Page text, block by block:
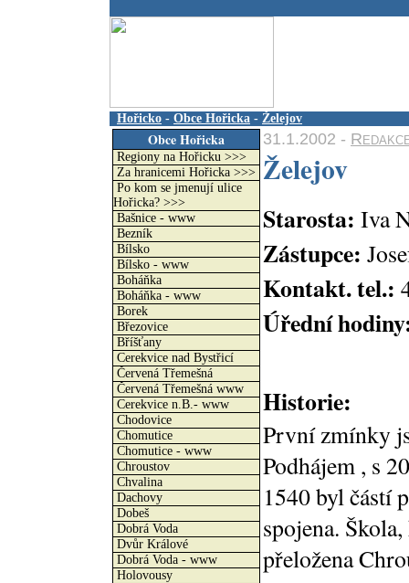
Hořicko - Obce Hořicka - Želejov
Obce Hořicka
Regiony na Hořicku >>>
Za hranicemi Hořicka >>>
Po kom se jmenují ulice
Hořicka? >>>
Bašnice - www
Bezník
Bílsko
Bílsko - www
Boháňka
Boháňka - www
Borek
Březovice
Bříšťany
Cerekvice nad Bystřicí
Červená Třemešná
Červená Třemešná www
Cerekvice n.B.- www
Chodovice
Chomutice
Chomutice - www
Chroustov
Chvalina
Dachovy
Dobeš
Dobrá Voda
Dvůr Králové
Dobrá Voda - www
Holovousy
31.1.2002 -
Želejov
Starosta: Iva
Zástupce:
Kontakt. tel.:
Úřední
Historie:
První zmínky
Podhájem , s
1540 byl částí
spojena.
přeložena